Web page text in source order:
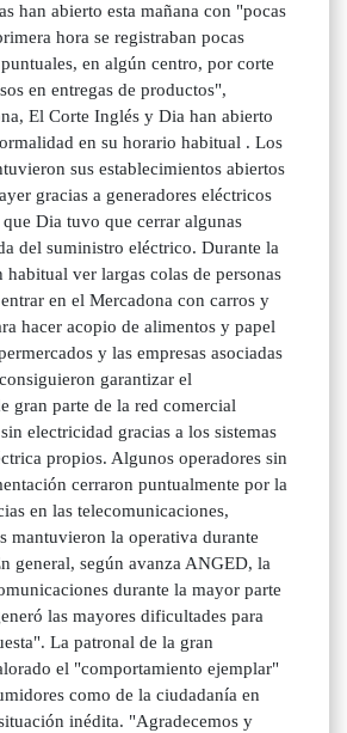
han abierto esta mañana con "pocas
hora se registraban pocas
en algún centro, por corte
en entregas de productos",
El Corte Inglés y Dia han abierto
en su horario habitual . Los
sus establecimientos abiertos
gracias a generadores eléctricos
Dia tuvo que cerrar algunas
del suministro eléctrico. Durante la
habitual ver largas colas de personas
en el Mercadona con carros y
hacer acopio de alimentos y papel
y las empresas asociadas
garantizar el
gran parte de la red comercial
electricidad gracias a los sistemas
propios. Algunos operadores sin
cerraron puntualmente por la
en las telecomunicaciones,
mantuvieron la operativa durante
general, según avanza ANGED, la
durante la mayor parte
las mayores dificultades para
La patronal de la gran
el "comportamiento ejemplar"
como de la ciudadanía en
inédita. "Agradecemos y